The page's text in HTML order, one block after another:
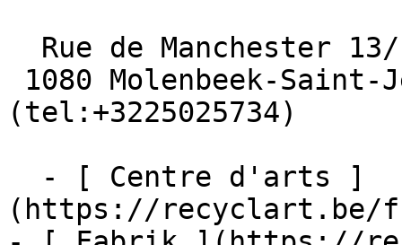
(tel:+3225025734)
(https://recyclart.be/